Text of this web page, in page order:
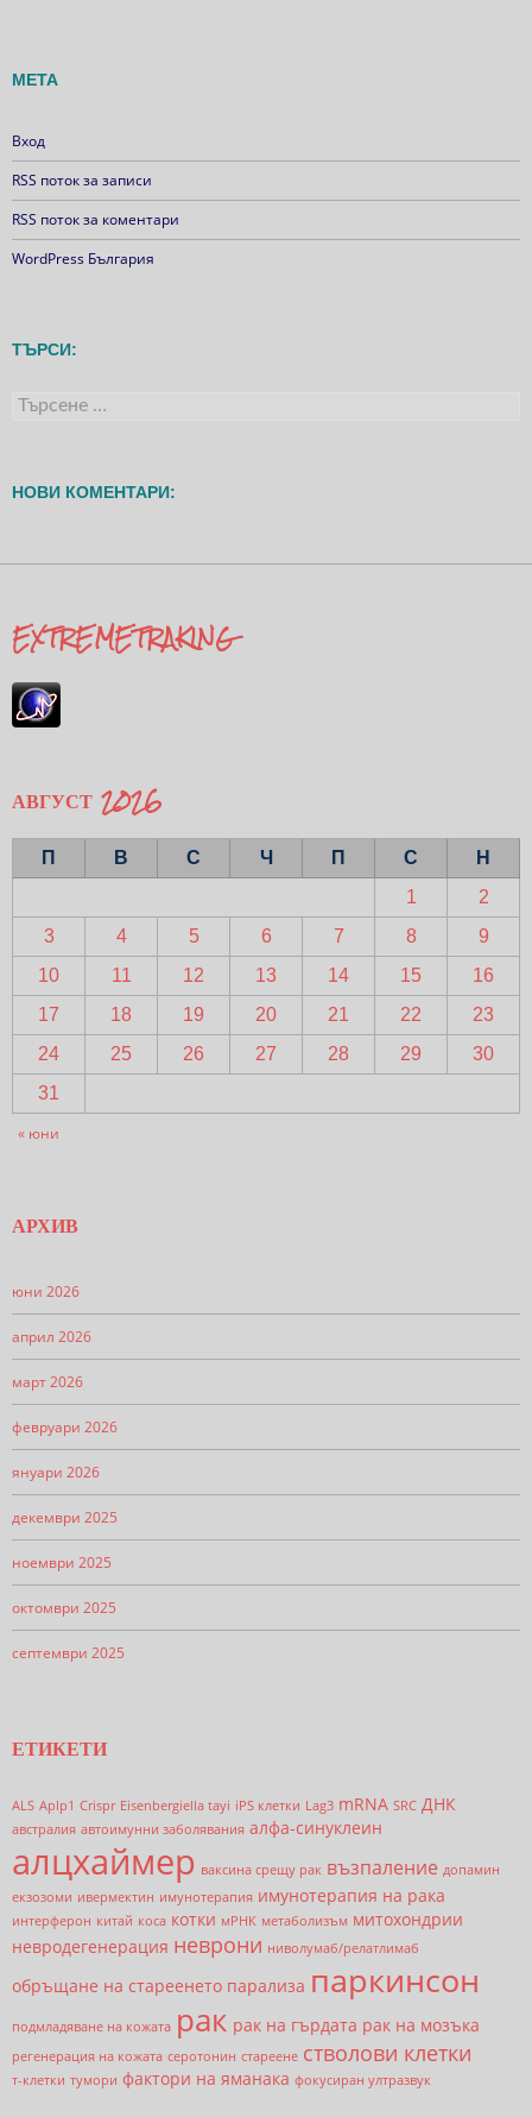
МЕТА
Вход
RSS поток за записи
RSS поток за коментари
WordPress България
ТЪРСИ:
Търсене
за:
НОВИ КОМЕНТАРИ:
EXTREMETRAKING
АВГУСТ 2026
П В С Ч П С
Н
1
2
3
4 5 6 7 8
9
10
11 12 13 14 15
16
17
18 19 20 21 22
23
24
25 26 27 28 29
30
31
« юни
АРХИВ
юни 2026
април 2026
март 2026
февруари 2026
януари 2026
декември 2025
ноември 2025
октомври 2025
септември 2025
ЕТИКЕТИ
ALS Aplp1 Crispr Eisenbergiella tayi iPS клетки Lag3 mRNA SRC ДНК
австралия автоимунни заболявания алфа-синуклеин
алцхаймер ваксина срещу рак възпаление допамин
екзозоми ивермектин имунотерапия имунотерапия на рака
интерферон китай коса котки мРНК метаболизъм митохондрии
невродегенерация неврони ниволумаб/релатлимаб
обръщане на стареенето парализа паркинсон
подмладяване на кожата рак рак на гърдата рак на мозъка
регенерация на кожата серотонин стареене стволови клетки
т-клетки тумори фактори на яманака фокусиран ултразвук